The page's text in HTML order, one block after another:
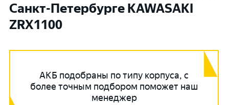
Санкт-Петербурге KAWASAKI
ZRX1100
АКБ подобраны по типу корпуса, с
более точным подбором поможет наш
менеджер